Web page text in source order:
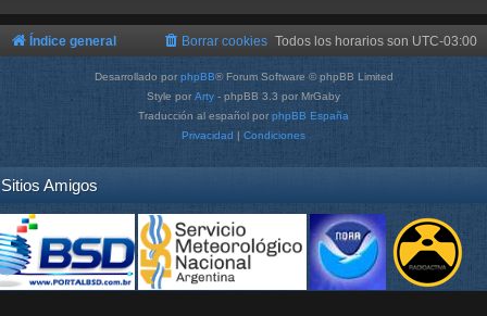
Índice general Todos los horarios son UTC-03:00
Borrar cookies
Desarrollado por phpBB® Forum Software © phpBB Limited
Style por Arty - phpBB 3.3 por MrGaby
Traducción al español por phpBB España
Privacidad | Condiciones
Sitios Amigos